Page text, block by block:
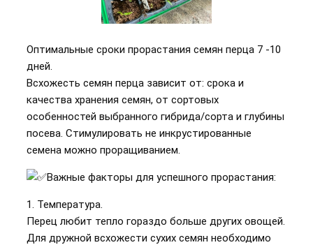
Оптимальные сроки прорастания семян перца 7 -10
дней.
Всхожесть семян перца зависит от: срока и
качества хранения семян, от сортовых
особенностей выбранного гибрида/сорта и глубины
посева. Стимулировать не инкрустированные
семена можно проращиванием.
Важные факторы для успешного прорастания:
1. Температура.
Перец любит тепло гораздо больше других овощей.
Для дружной всхожести сухих семян необходимо